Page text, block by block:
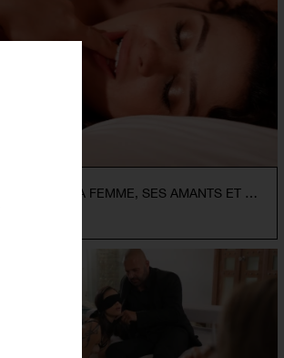
LUXURE - MA FEMME, SES AMANTS ET MOI